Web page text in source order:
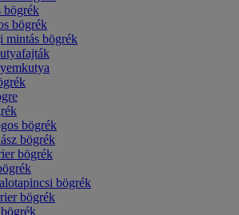
bögrék
bögrék
mintás bögrék
bögrék
bögrék
bögrék
bögrék
bögrék